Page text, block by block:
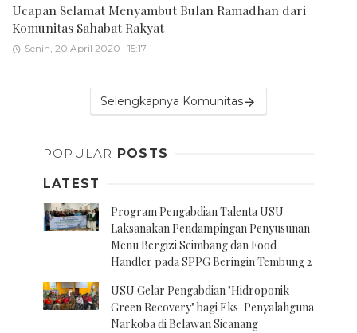
Ucapan Selamat Menyambut Bulan Ramadhan dari
Komunitas Sahabat Rakyat
Senin, 20 April 2020 | 15:17
Selengkapnya Komunitas
POPULAR POSTS
LATEST
Program Pengabdian Talenta USU
Laksanakan Pendampingan Penyusunan
Menu Bergizi Seimbang dan Food
Handler pada SPPG Beringin Tembung 2
USU Gelar Pengabdian "Hidroponik
Green Recovery" bagi Eks-Penyalahguna
Narkoba di Belawan Sicanang